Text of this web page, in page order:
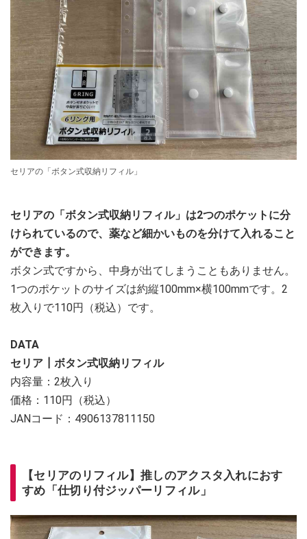
セリアの「ボタン式収納リフィル」
セリアの「ボタン式収納リフィル」は2つのポケットに分
けられているので、薬など細かいものを分けて入れること
ができます。
ボタン式ですから、中身が出てしまうこともありません。
1つのポケットのサイズは約縦100mm×横100mmです。2
枚入りで110円（税込）です。
DATA
セリア┃ボタン式収納リフィル
内容量：2枚入り
価格：110円（税込）
JANコード：4906137811150
【セリアのリフィル】推しのアクスタ入れにおす
すめ「仕切り付ジッパーリフィル」